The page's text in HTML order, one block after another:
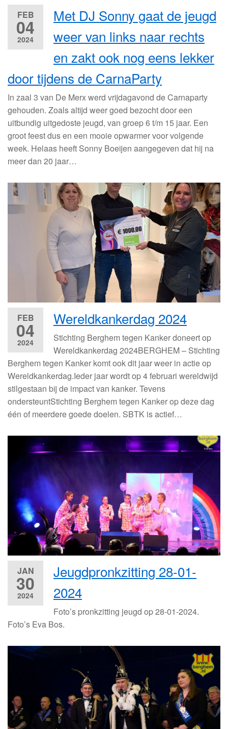
FEB
04
2024
Met DJ Sonny gaat de jeugd
weer van links naar rechts
en zakt ook nog eens lekker
door tijdens de CarnaParty
In zaal 3 van De Merx werd vrijdagavond de Carnaparty
gehouden. Zoals altijd weer goed bezocht door een
uitbundig uitgedoste jeugd, van groep 6 t/m 15 jaar. Een
groot feest dus en een mooie opwarmer voor volgende
week. Helaas heeft Sonny Boeijen aangegeven dat hij na
meer dan 20 jaar…
FEB
04
2024
Wereldkankerdag 2024
Stichting Berghem tegen Kanker doneert op
Wereldkankerdag 2024BERGHEM – Stichting
Berghem tegen Kanker komt ook dit jaar weer in actie op
Wereldkankerdag.Ieder jaar wordt op 4 februari wereldwijd
stilgestaan bij de impact van kanker. Tevens
ondersteuntStichting Berghem tegen Kanker op deze dag
één of meerdere goede doelen. SBTK is actief…
JAN
30
2024
Jeugdpronkzitting 28-01-
2024
Foto’s pronkzitting jeugd op 28-01-2024.
Foto’s Eva Bos.